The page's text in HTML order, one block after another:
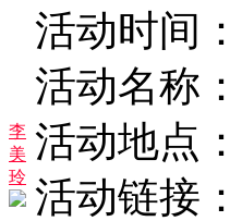
李
美
玲
活动时间：
活动名称：
活动地点：
活动链接：